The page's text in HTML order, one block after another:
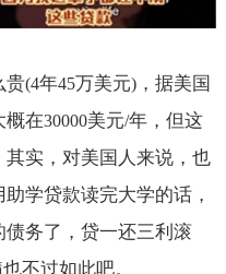
贵(4年45万美元)，据美国
概在30000美元/年，但这
实，对美国人来说，也
学贷款读完大学的话，
务了，贷一还三利滚
不过如此吧。